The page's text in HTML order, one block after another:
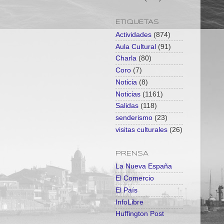
ETIQUETAS
Actividades (874)
Aula Cultural (91)
Charla (80)
Coro (7)
Noticia (8)
Noticias (1161)
Salidas (118)
senderismo (23)
visitas culturales (26)
PRENSA
La Nueva España
El Comercio
El País
InfoLibre
Huffington Post